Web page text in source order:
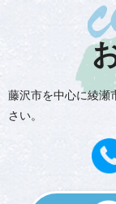
藤沢市を中心に綾瀬
さい。